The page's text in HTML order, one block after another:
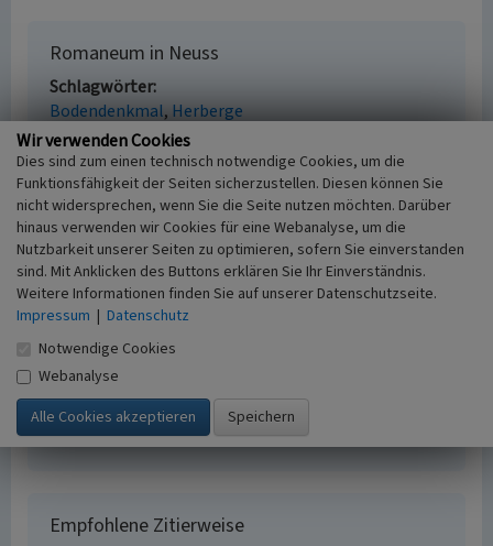
Romaneum in Neuss
Schlagwörter
Bodendenkmal Herberge
Straße / Hausnummer
Brückstraße 1
Ort
41460 Neuss
Fachsicht(en)
Archäologie
Erfassungsmaßstab
i.d.R. 1:5.000 (größer als 1:20.000)
Erfassungsmethode
Literaturauswertung, mündliche Hinweise
Ortsansässiger, Ortskundiger
Historischer Zeitraum
Beginn 40 bis 300
Empfohlene Zitierweise
Wir verwenden Cookies
Dies sind zum einen technisch notwendige Cookies, um die
Funktionsfähigkeit der Seiten sicherzustellen. Diesen können Sie
nicht widersprechen, wenn Sie die Seite nutzen möchten. Darüber
hinaus verwenden wir Cookies für eine Webanalyse, um die
Nutzbarkeit unserer Seiten zu optimieren, sofern Sie einverstanden
sind. Mit Anklicken des Buttons erklären Sie Ihr Einverständnis.
Weitere Informationen finden Sie auf unserer Datenschutzseite.
Impressum | Datenschutz
Notwendige Cookies
Webanalyse